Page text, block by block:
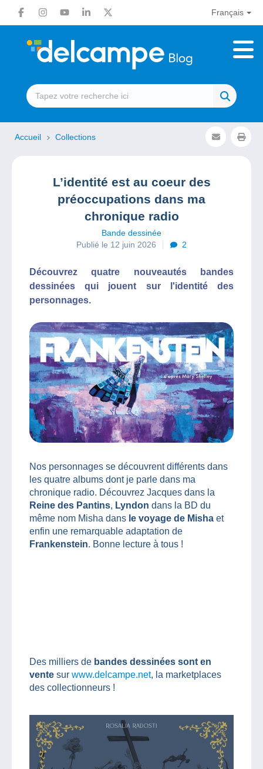
Français
Accueil Collections
L’identité est au coeur des
préoccupations dans ma
chronique radio
Bande dessinée
Publié le 12 juin 2026
2
Découvrez quatre nouveautés bandes
dessinées qui jouent sur l'identité des
personnages.
Nos personnages se découvrent différents dans
les quatre albums dont je parle dans ma
chronique radio. Découvrez Jacques dans la
Reine des Pantins, Lyndon dans la BD du
même nom Misha dans le voyage de Misha et
enfin une remarquable adaptation de
Frankenstein. Bonne lecture à tous !
Des milliers de bandes dessinées sont en
vente sur www.delcampe.net, la marketplaces
des collectionneurs !